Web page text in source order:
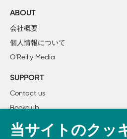
ABOUT
会社概要
個人情報について
O’Reilly Media
SUPPORT
Contact us
Bookclub
書籍注文
当サイトのクッ